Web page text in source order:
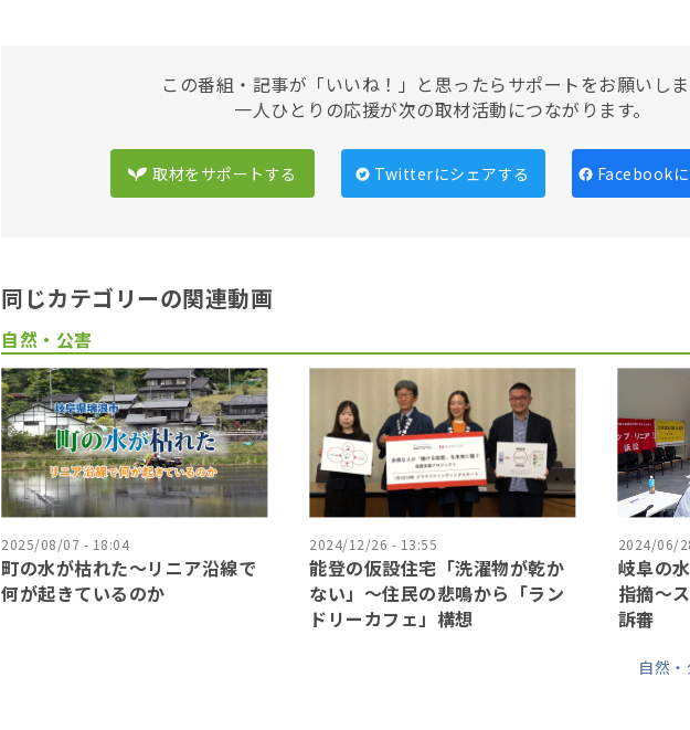
この番組・記事が「いいね！」と思ったらサポートをお願いしま
一人ひとりの応援が次の取材活動につながります。
取材をサポートする Twitterにシェアする Facebook
同じカテゴリーの関連動画
自然・公害
2025/08/07 - 18:04
町の水が枯れた～リニア沿線で
何が起きているのか
2024/12/26 - 13:55
能登の仮設住宅「洗濯物が乾か
ない」〜住民の悲鳴から「ラン
ドリーカフェ」構想
2024/06/
岐阜の
指摘〜
訴審
自然